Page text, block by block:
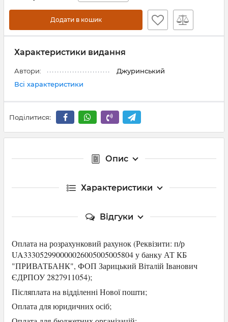
Додати в кошик
Характеристики видання
Автори:
Джуринський
Всі характеристики
Поділитися:
Опис
Характеристики
Відгуки
Оплата на розрахунковий рахунок (Реквізити: п/р
UA333052990000026005005005804 у банку АТ КБ
"ПРИВАТБАНК", ФОП Зарицький Віталій Іванович
ЄДРПОУ 2827911054);
Післяплата на відділенні Нової пошти;
Оплата для юридичних осіб;